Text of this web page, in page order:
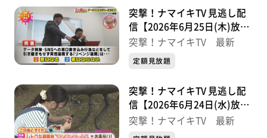
突撃！ナマイキTV 見逃し配
信【2026年6月25日(木)放送
分】
突撃！ナマイキTV 最新
定額見放題
突撃！ナマイキTV 見逃し配
信【2026年6月24日(水)放送
分】
突撃！ナマイキTV 最新